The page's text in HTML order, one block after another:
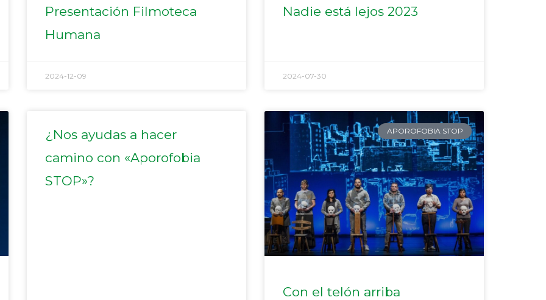
Presentación Filmoteca
Humana
2024-12-09
Nadie está lejos 2023
2024-07-30
¿Nos ayudas a hacer
camino con «Aporofobia
STOP»?
APOROFOBIA STOP
Con el telón arriba